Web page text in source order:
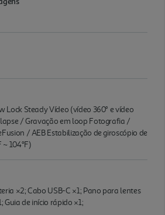
Lock Steady Vídeo (vídeo 360° e vídeo
/ Gravação em loop Fotografia /
/ AEB Estabilização de giroscópio de
~ 104°F)
×2; Cabo USB-C ×1; Pano para lentes
Guia de início rápido ×1;